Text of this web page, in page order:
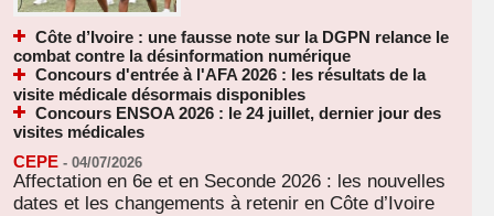
Côte d’Ivoire : une fausse note sur la DGPN relance le
combat contre la désinformation numérique
Concours d'entrée à l'AFA 2026 : les résultats de la
visite médicale désormais disponibles
Concours ENSOA 2026 : le 24 juillet, dernier jour des
visites médicales
CEPE - 04/07/2026
Affectation en 6e et en Seconde 2026 : les nouvelles
dates et les changements à retenir en Côte d’Ivoire